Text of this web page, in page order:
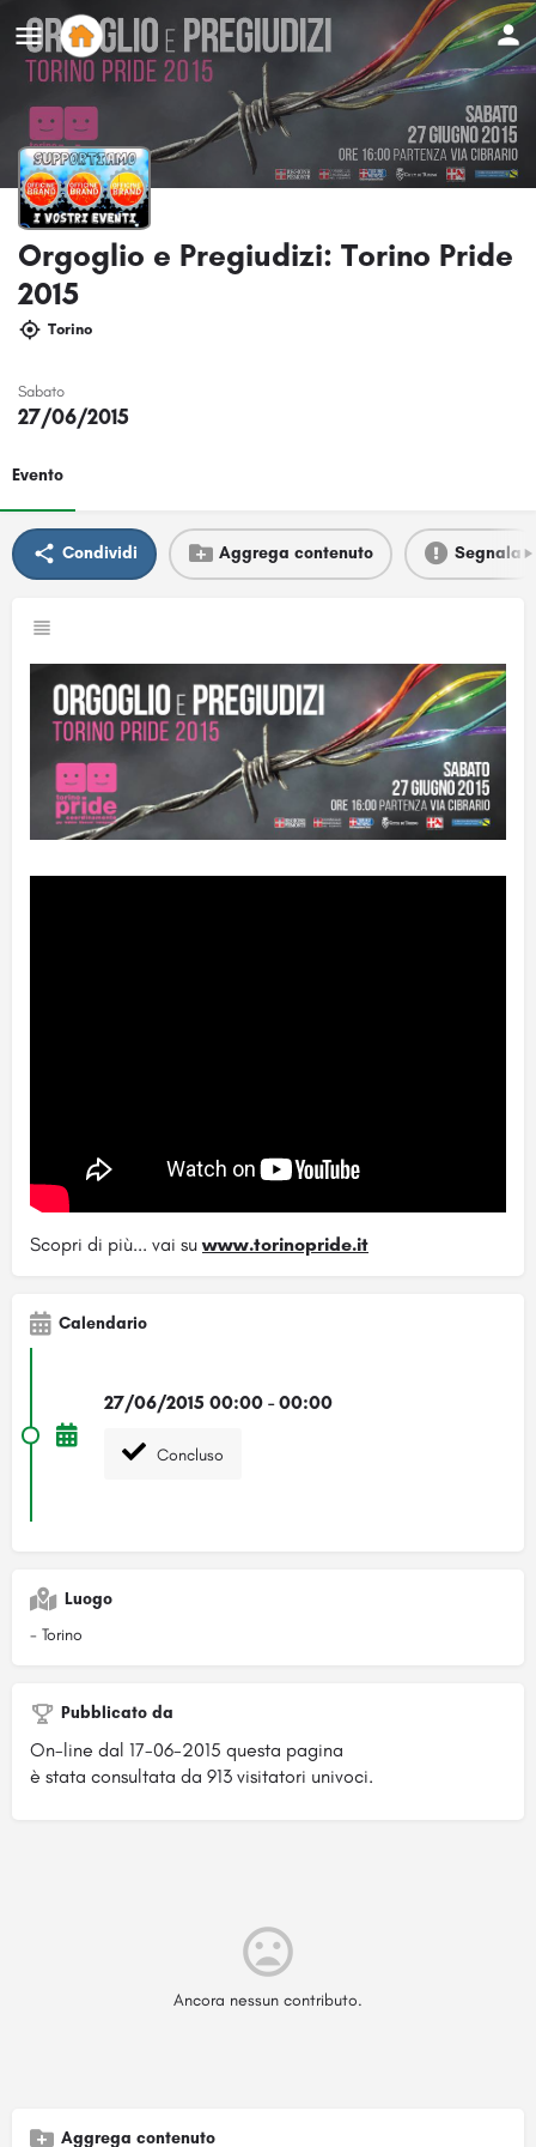
Orgoglio e Pregiudizi: Torino Pride
2015
Torino
Sabato
27/06/2015
Evento
Condividi Aggrega contenuto Segnala
Scopri di più... vai suwww.torinopride.it
Calendario
27/06/2015 00:00 - 00:00
Concluso
Luogo
- Torino
Pubblicato da
On-line dal 17-06-2015 questa pagina
è stata consultata da 913 visitatori univoci.
Ancora nessun contributo.
Aggrega contenuto